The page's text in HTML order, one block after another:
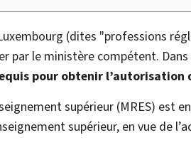
(dites "professions
par le ministère compétent.
pour obtenir l’autorisation
supérieur (MRES) est
supérieur, en vue de